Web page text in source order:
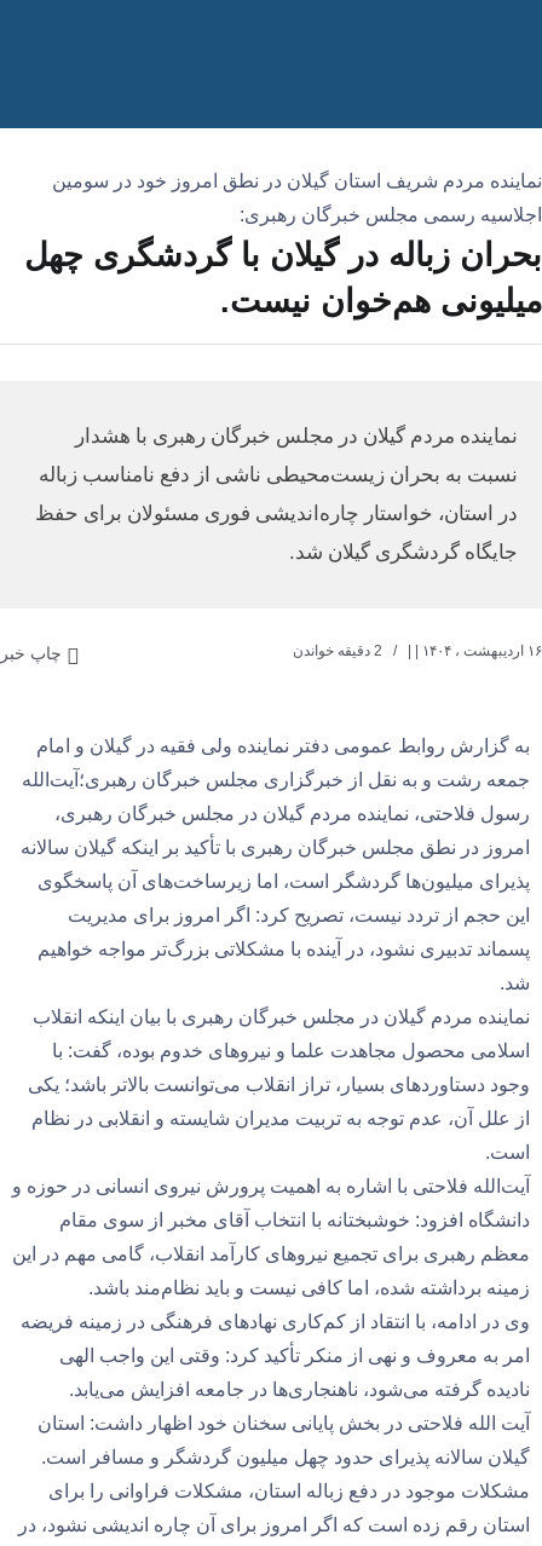
نماینده مردم شریف استان گیلان در نطق امروز خود در سومین
اجلاسیه رسمی مجلس خبرگان رهبری:
بحران زباله در گیلان با گردشگری چهل
میلیونی هم‌خوان نیست.
نماینده مردم گیلان در مجلس خبرگان رهبری با هشدار
نسبت به بحران زیست‌محیطی ناشی از دفع نامناسب زباله
در استان، خواستار چاره‌اندیشی فوری مسئولان برای حفظ
جایگاه گردشگری گیلان شد.
۱۶ اردیبهشت ، ۱۴۰۴ چاپ خبر
به گزارش روابط عمومی دفتر نماینده ولی فقیه در گیلان و امام
جمعه رشت و به نقل از خبرگزاری مجلس خبرگان رهبری؛آیت‌الله
رسول فلاحتی، نماینده مردم گیلان در مجلس خبرگان رهبری،
امروز در نطق مجلس خبرگان رهبری با تأکید بر اینکه گیلان سالانه
پذیرای میلیون‌ها گردشگر است، اما زیرساخت‌های آن پاسخگوی
این حجم از تردد نیست، تصریح کرد: اگر امروز برای مدیریت
پسماند تدبیری نشود، در آینده با مشکلاتی بزرگ‌تر مواجه خواهیم
شد.
نماینده مردم گیلان در مجلس خبرگان رهبری با بیان اینکه انقلاب
اسلامی محصول مجاهدت علما و نیروهای خدوم بوده، گفت: با
وجود دستاوردهای بسیار، تراز انقلاب می‌توانست بالاتر باشد؛ یکی
از علل آن، عدم توجه به تربیت مدیران شایسته و انقلابی در نظام
است.
آیت‌الله فلاحتی با اشاره به اهمیت پرورش نیروی انسانی در حوزه و
دانشگاه افزود: خوشبختانه با انتخاب آقای مخبر از سوی مقام
معظم رهبری برای تجمیع نیروهای کارآمد انقلاب، گامی مهم در این
زمینه برداشته شده، اما کافی نیست و باید نظام‌مند باشد.
وی در ادامه، با انتقاد از کم‌کاری نهادهای فرهنگی در زمینه فریضه
امر به معروف و نهی از منکر تأکید کرد: وقتی این واجب الهی
نادیده گرفته می‌شود، ناهنجاری‌ها در جامعه افزایش می‌یابد.
آیت الله فلاحتی در بخش پایانی سخنان خود اظهار داشت: استان
گیلان سالانه پذیرای حدود چهل میلیون گردشگر و مسافر است.
مشکلات موجود در دفع زباله استان، مشکلات فراوانی را برای
استان رقم زده است که اگر امروز برای آن چاره اندیشی نشود، در